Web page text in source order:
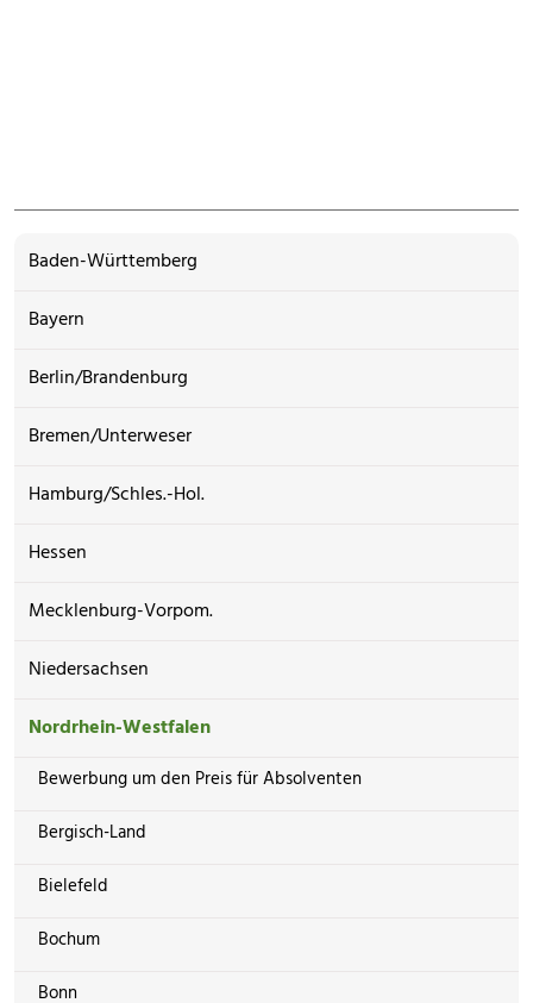
Baden-Württemberg
Bayern
Berlin/Brandenburg
Bremen/Unterweser
Hamburg/Schles.-Hol.
Hessen
Mecklenburg-Vorpom.
Niedersachsen
Nordrhein-Westfalen
Bewerbung um den Preis für Absolventen
Bergisch-Land
Bielefeld
Bochum
Bonn